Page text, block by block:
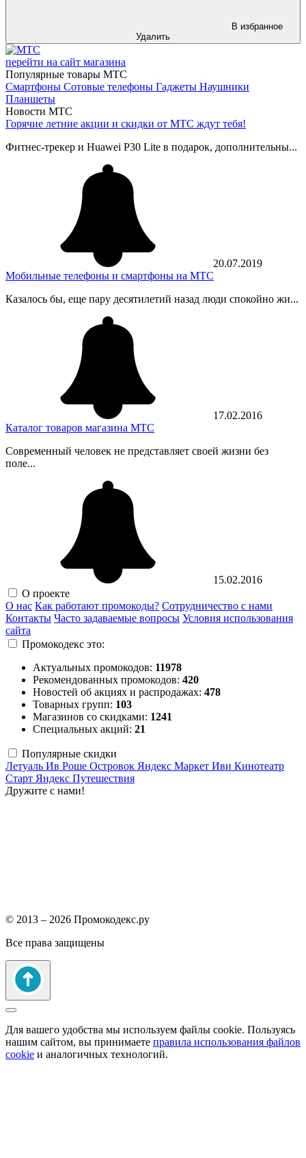
В избранное
Удалить
перейти на сайт магазина
Популярные товары МТС
Смартфоны Сотовые телефоны Гаджеты Наушники
Планшеты
Новости МТС
Горячие летние акции и скидки от МТС ждут тебя!
Фитнес-трекер и Huawei P30 Lite в подарок, дополнительны...
20.07.2019
Мобильные телефоны и смартфоны на МТС
Казалось бы, еще пару десятилетий назад люди спокойно жи...
17.02.2016
Каталог товаров магазина МТС
Современный человек не представляет своей жизни без
поле...
15.02.2016
О проекте
О нас Как работают промокоды? Сотрудничество с нами
Контакты Часто задаваемые вопросы Условия использования
сайта
Промокодекс это:
Актуальных промокодов: 11978
Рекомендованных промокодов: 420
Новостей об акциях и распродажах: 478
Товарных групп: 103
Магазинов со скидками: 1241
Специальных акций: 21
Популярные скидки
Летуаль Ив Роше Островок Яндекс Маркет Иви Кинотеатр
Старт Яндекс Путешествия
Дружите с нами!
© 2013 – 2026 Промокодекс.ру
Все права защищены
Для вашего удобства мы используем файлы cookie. Пользуясь
нашим сайтом, вы принимаете правила использования файлов
cookie и аналогичных технологий.